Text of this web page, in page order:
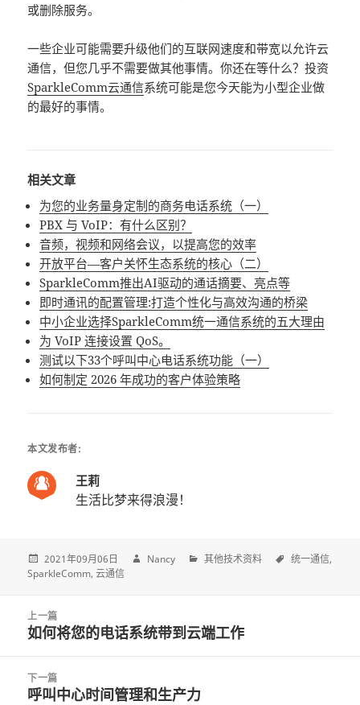
或删除服务。
一些企业可能需要升级他们的互联网速度和带宽以允许云
通信，但您几乎不需要做其他事情。你还在等什么？投资
SparkleComm云通信系统可能是您今天能为小型企业做
的最好的事情。
相关文章
为您的业务量身定制的商务电话系统（一）
PBX 与 VoIP：有什么区别？
音频，视频和网络会议，以提高您的效率
开放平台—客户关怀生态系统的核心（二）
SparkleComm推出AI驱动的通话摘要、亮点等
即时通讯的配置管理:打造个性化与高效沟通的桥梁
中小企业选择SparkleComm统一通信系统的五大理由
为 VoIP 连接设置 QoS。
测试以下33个呼叫中心电话系统功能（一）
如何制定 2026 年成功的客户体验策略
本文发布者:
王莉
生活比梦来得浪漫！
2021年09月06日 Nancy 其他技术资料
统一通信
SparkleComm 云通信
navigation
上一篇
上
篇
文
如何将您的电话系统带到云端工作
下一篇
下
呼叫中心时间管理和生产力